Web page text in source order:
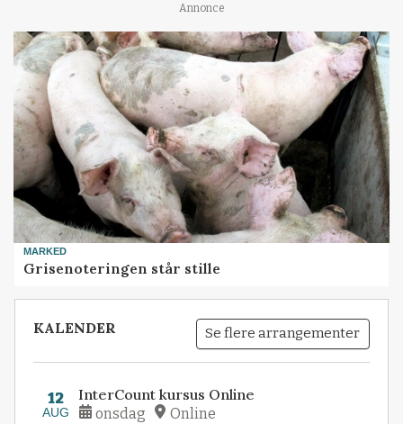
Annonce
MARKED
Grisenoteringen står stille
KALENDER Se flere arrangementer
12
AUG
InterCount kursus Online
onsdag Online